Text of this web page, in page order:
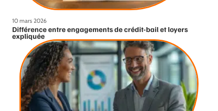
10 mars 2026
Différence entre engagements de crédit-bail et loyers
expliquée